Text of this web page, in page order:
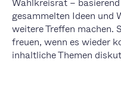
gesammelten Ideen und
weitere Treffen machen.
freuen, wenn es wieder
inhaltliche Themen